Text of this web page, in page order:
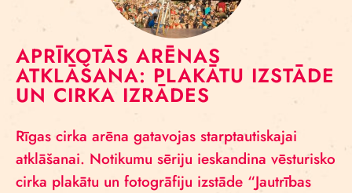
APRĪKOTĀS ARĒNAS
ATKLĀŠANA: PLAKĀTU IZSTĀDE
UN CIRKA IZRĀDES
Rīgas cirka arēna gatavojas starptautiskajai
atklāšanai. Notikumu sēriju ieskandina vēsturisko
cirka plakātu un fotogrāfiju izstāde “Jautrības